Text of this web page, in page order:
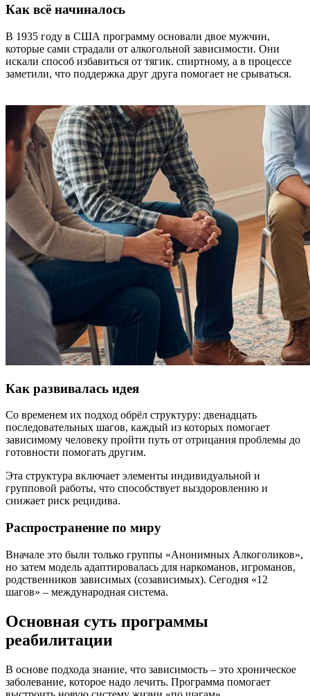
Как всё начиналось
В 1935 году в США программу основали двое мужчин,
которые сами страдали от алкогольной зависимости. Они
искали способ избавиться от тягик. спиртному, а в процессе
заметили, что поддержка друг друга помогает не срываться.
Как развивалась идея
Со временем их подход обрёл структуру: двенадцать
последовательных шагов, каждый из которых помогает
зависимому человеку пройти путь от отрицания проблемы до
готовности помогать другим.
Эта структура включает элементы индивидуальной и
групповой работы, что способствует выздоровлению и
снижает риск рецидива.
Распространение по миру
Вначале это были только группы «Анонимных Алкоголиков»,
но затем модель адаптировалась для наркоманов, игроманов,
родственников зависимых (созависимых). Сегодня «12
шагов» – международная система.
Основная суть программы
реабилитации
В основе подхода знание, что зависимость – это хроническое
заболевание, которое надо лечить. Программа помогает